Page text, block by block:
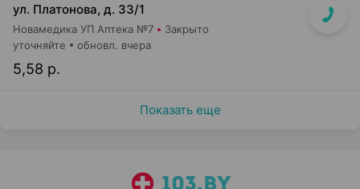
ул. Платонова, д. 33/1
Новамедика УП Аптека №7 Закрыто
5,58 р.
уточняйте обновл. вчера
Показать еще